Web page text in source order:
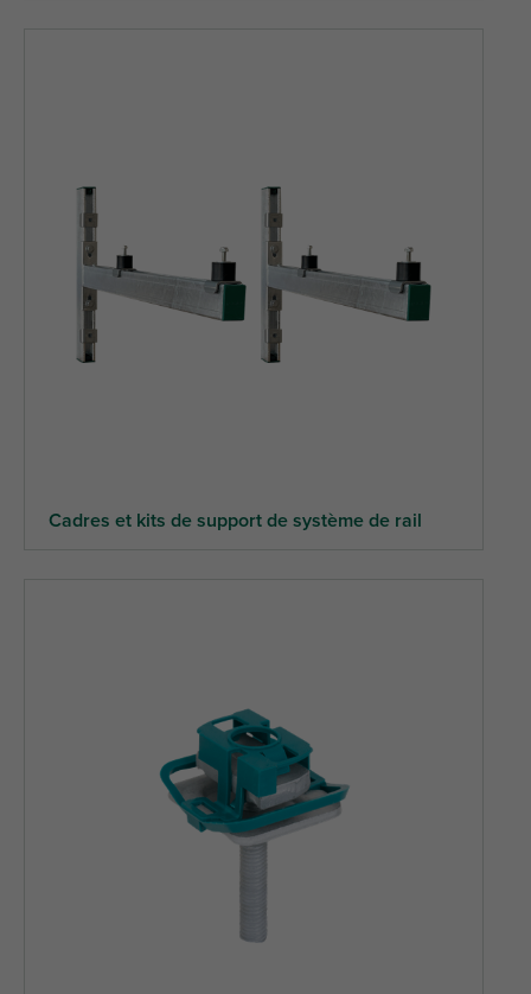
Cadres et kits de support de système de rail